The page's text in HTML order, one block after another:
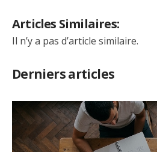
Articles Similaires:
Il n’y a pas d’article similaire.
Derniers articles